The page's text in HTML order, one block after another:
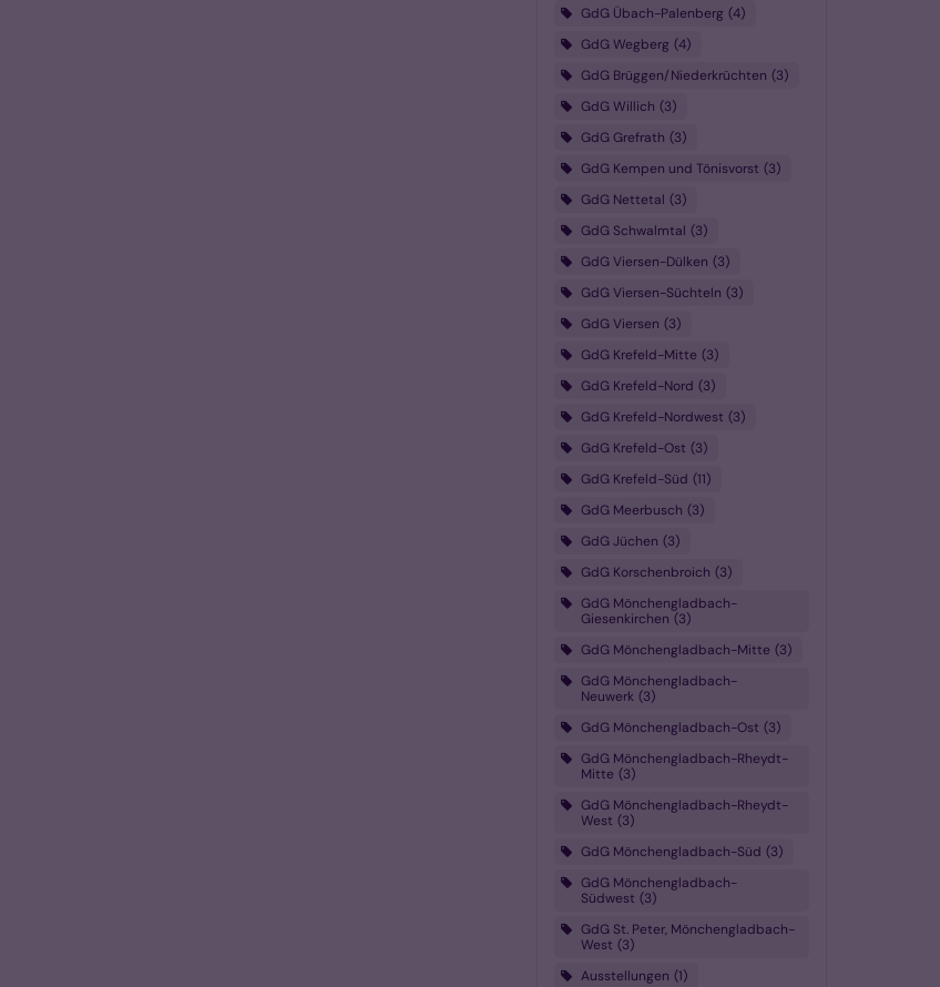
GdG Übach-Palenberg 4
GdG Wegberg 4
GdG Brüggen/Niederkrüchten 3
GdG Willich 3
GdG Grefrath 3
GdG Kempen und Tönisvorst 3
GdG Nettetal 3
GdG Schwalmtal 3
GdG Viersen-Dülken 3
GdG Viersen-Süchteln 3
GdG Viersen 3
GdG Krefeld-Mitte 3
GdG Krefeld-Nord 3
GdG Krefeld-Nordwest 3
GdG Krefeld-Ost 3
GdG Krefeld-Süd 11
GdG Meerbusch 3
GdG Jüchen 3
GdG Korschenbroich 3
GdG Mönchengladbach-
Giesenkirchen 3
GdG Mönchengladbach-Mitte 3
GdG Mönchengladbach-
Neuwerk 3
GdG Mönchengladbach-Ost 3
GdG Mönchengladbach-Rheydt-
Mitte 3
GdG Mönchengladbach-Rheydt-
West 3
GdG Mönchengladbach-Süd 3
GdG Mönchengladbach-
Südwest 3
GdG St. Peter, Mönchengladbach-
West 3
Ausstellungen 1